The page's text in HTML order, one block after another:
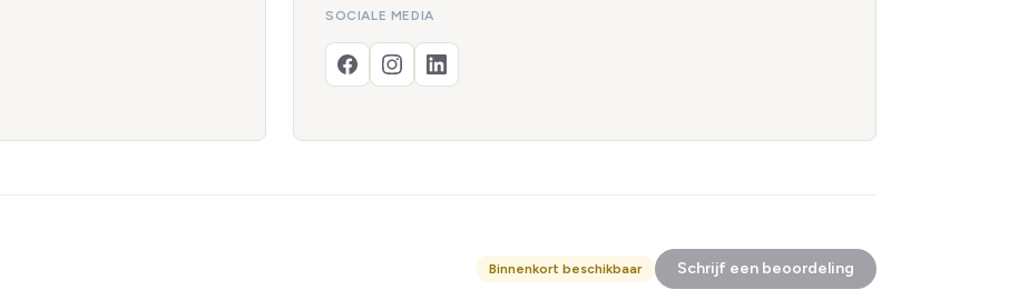
SOCIALE MEDIA
Binnenkort beschikbaar Schrijf een beoordeling